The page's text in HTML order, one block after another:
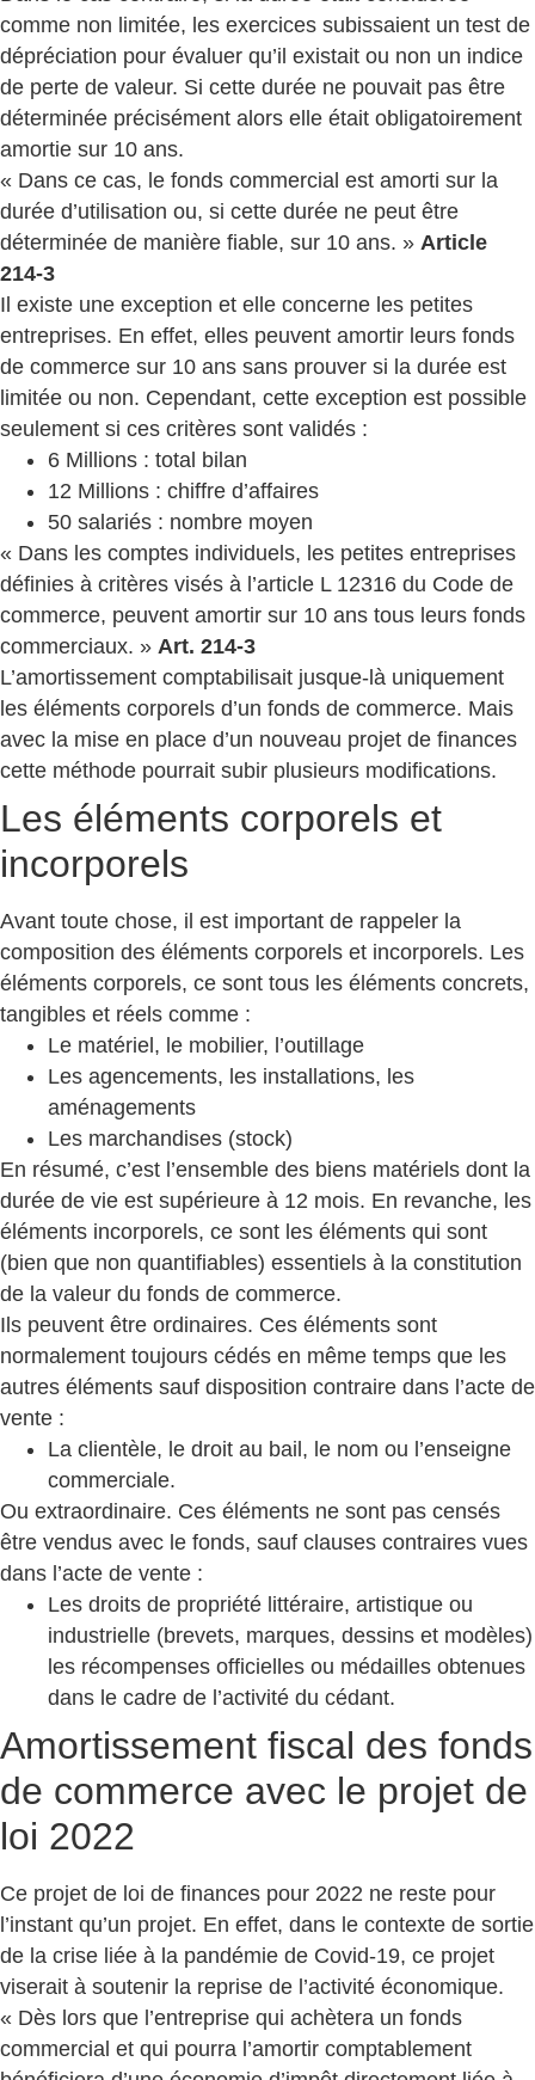
comme non limitée, les exercices subissaient un test de
dépréciation pour évaluer qu’il existait ou non un indice
de perte de valeur. Si cette durée ne pouvait pas être
déterminée précisément alors elle était obligatoirement
amortie sur 10 ans.
« Dans ce cas, le fonds commercial est amorti sur la
durée d’utilisation ou, si cette durée ne peut être
déterminée de manière fiable, sur 10 ans. » Article
214-3
Il existe une exception et elle concerne les petites
entreprises. En effet, elles peuvent amortir leurs fonds
de commerce sur 10 ans sans prouver si la durée est
limitée ou non. Cependant, cette exception est possible
seulement si ces critères sont validés :
6 Millions : total bilan
12 Millions : chiffre d’affaires
50 salariés : nombre moyen
« Dans les comptes individuels, les petites entreprises
définies à critères visés à l’article L 12316 du Code de
commerce, peuvent amortir sur 10 ans tous leurs fonds
commerciaux. » Art. 214-3
L’amortissement comptabilisait jusque-là uniquement
les éléments corporels d’un fonds de commerce. Mais
avec la mise en place d’un nouveau projet de finances
cette méthode pourrait subir plusieurs modifications.
Les éléments corporels et
incorporels
Avant toute chose, il est important de rappeler la
composition des éléments corporels et incorporels. Les
éléments corporels, ce sont tous les éléments concrets,
tangibles et réels comme :
Le matériel, le mobilier, l’outillage
Les agencements, les installations, les
aménagements
Les marchandises (stock)
En résumé, c’est l’ensemble des biens matériels dont la
durée de vie est supérieure à 12 mois. En revanche, les
éléments incorporels, ce sont les éléments qui sont
(bien que non quantifiables) essentiels à la constitution
de la valeur du fonds de commerce.
Ils peuvent être ordinaires. Ces éléments sont
normalement toujours cédés en même temps que les
autres éléments sauf disposition contraire dans l’acte de
vente :
La clientèle, le droit au bail, le nom ou l’enseigne
commerciale.
Ou extraordinaire. Ces éléments ne sont pas censés
être vendus avec le fonds, sauf clauses contraires vues
dans l’acte de vente :
Les droits de propriété littéraire, artistique ou
industrielle (brevets, marques, dessins et modèles)
les récompenses officielles ou médailles obtenues
dans le cadre de l’activité du cédant.
Amortissement fiscal des fonds
de commerce avec le projet de
loi 2022
Ce projet de loi de finances pour 2022 ne reste pour
l’instant qu’un projet. En effet, dans le contexte de sortie
de la crise liée à la pandémie de Covid-19, ce projet
viserait à soutenir la reprise de l’activité économique.
« Dès lors que l’entreprise qui achètera un fonds
commercial et qui pourra l’amortir comptablement